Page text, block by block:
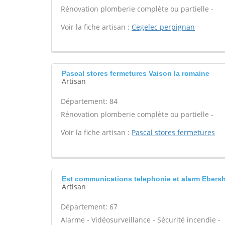
Rénovation plomberie complète ou partielle -
Voir la fiche artisan : Cegelec perpignan
Pascal stores fermetures Vaison la romaine
Artisan
Département: 84
Rénovation plomberie complète ou partielle -
Voir la fiche artisan : Pascal stores fermetures
Est communications telephonie et alarm
Artisan
Département: 67
Alarme - Vidéosurveillance - Sécurité incendie -